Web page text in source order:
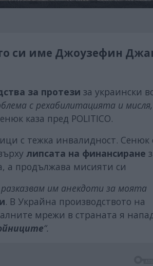
си име Джоузефин
за протези за украински
с рехабилитацията и
каза пред POLITICO.
с тежка инвалидност. Сенюк
липсата на финансиране
а продължава мисияти си
им анекдоти за моята
. В Украйна производството на
мрежи в страната я
“.